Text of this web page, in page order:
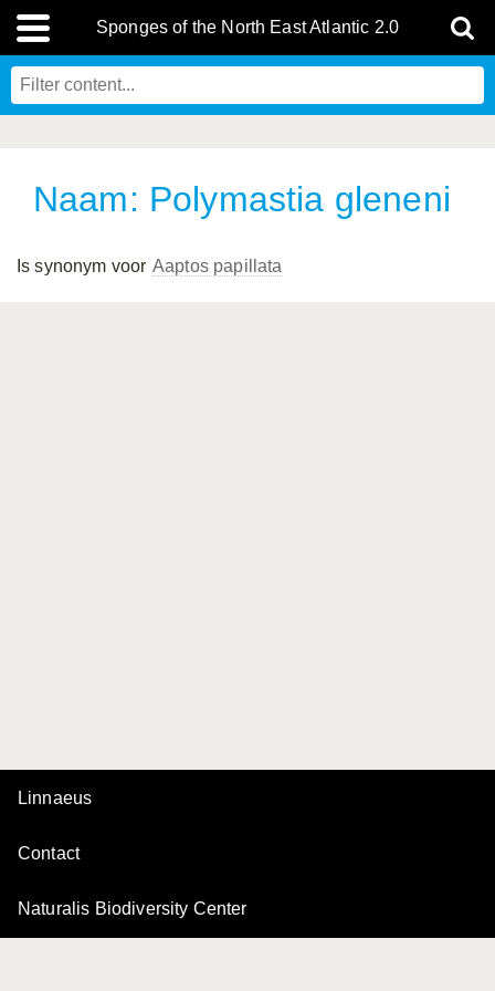
Sponges of the North East Atlantic 2.0
Naam: Polymastia gleneni
Is synonym voor Aaptos papillata
Linnaeus
Contact
Naturalis Biodiversity Center